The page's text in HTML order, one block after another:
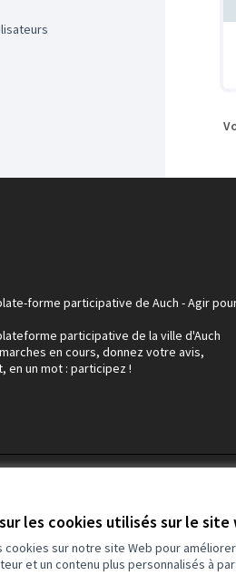
les cookies utilisés sur le site
cookies sur notre site Web pour
et un contenu plus personnalisés à
forme participative de Auch - Agir
participative de la ville d'Auch
en cours, donnez votre avis,
en un mot : participez !